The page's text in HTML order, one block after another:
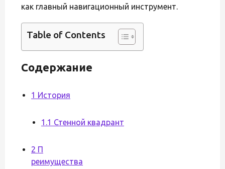
как главный навигационный инструмент.
Table of Contents
Содержание
1 История
1.1 Стенной квадрант
2 П
реимущества